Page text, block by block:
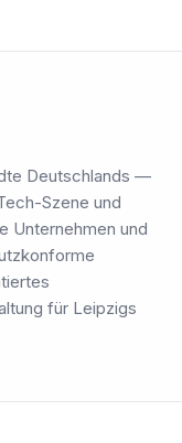
Deutschlands —
Szene und
Unternehmen und
für Leipzigs